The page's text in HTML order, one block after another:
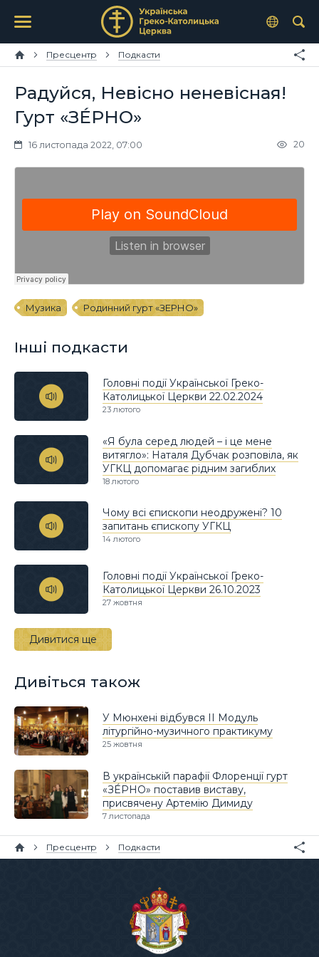
Пресцентр Подкасти
Радуйся, Невісно неневісная!
Гурт «ЗÉРНО»
16 листопада 2022, 07:00 20
Музика Родинний гурт «ЗЕРНО»
Інші подкасти
Головні події Української Греко-
Католицької Церкви 22.02.2024
23 лютого
«Я була серед людей – і це мене
витягло»: Наталя Дубчак розповіла, як
УГКЦ допомагає рідним загиблих
18 лютого
Чому всі єпископи неодружені? 10
запитань єпископу УГКЦ
14 лютого
Головні події Української Греко-
Католицької Церкви 26.10.2023
27 жовтня
Дивитися ще
Дивіться також
У Мюнхені відбувся ІІ Модуль
літургійно-музичного практикуму
25 жовтня
В українській парафії Флоренції гурт
«ЗÉРНО» поставив виставу,
присвячену Артемію Димиду
7 листопада
Пресцентр Подкасти